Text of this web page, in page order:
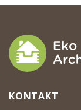
KONTAKT